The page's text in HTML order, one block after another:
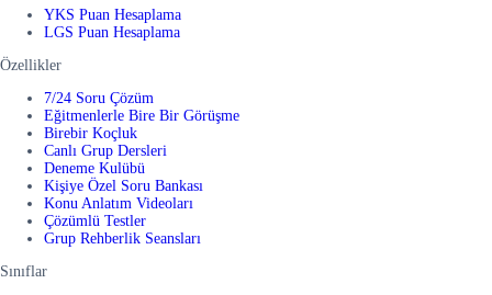
YKS Puan Hesaplama
LGS Puan Hesaplama
Özellikler
7/24 Soru Çözüm
Eğitmenlerle Bire Bir Görüşme
Birebir Koçluk
Canlı Grup Dersleri
Deneme Kulübü
Kişiye Özel Soru Bankası
Konu Anlatım Videoları
Çözümlü Testler
Grup Rehberlik Seansları
Sınıflar